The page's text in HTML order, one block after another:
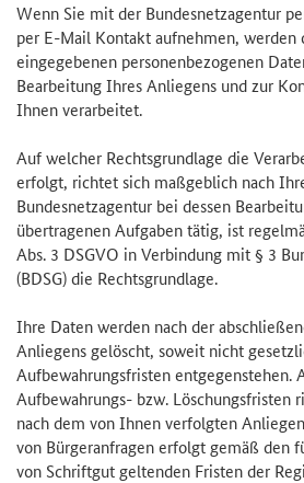
Wenn Sie mit der Bundesnetzagentur
per E-Mail Kontakt aufnehmen, werden
eingegebenen personenbezogenen
Bearbeitung Ihres Anliegens und zur
Ihnen verarbeitet.
Auf welcher Rechtsgrundlage die
erfolgt, richtet sich maßgeblich nach
Bundesnetzagentur bei dessen
übertragenen Aufgaben tätig, ist
Abs. 3 DSGVO in Verbindung mit § 3
(BDSG) die Rechtsgrundlage.
Ihre Daten werden nach der
Anliegens gelöscht, soweit nicht
Aufbewahrungsfristen entgegenstehen.
Aufbewahrungs- bzw. Löschungsfristen
nach dem von Ihnen verfolgten
von Bürgeranfragen erfolgt gemäß den
von Schriftgut geltenden Fristen der